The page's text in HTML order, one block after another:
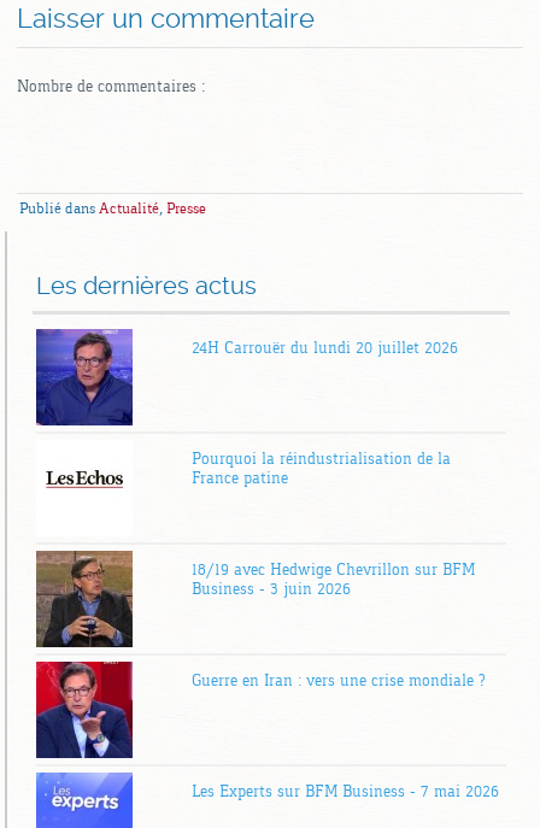
Laisser un commentaire
Nombre de commentaires :
Publié dans Actualité ,Presse
Les dernières actus
24H Carrouër du lundi 20 juillet 2026
Pourquoi la réindustrialisation de la
France patine
18/19 avec Hedwige Chevrillon sur BFM
Business – 3 juin 2026
Guerre en Iran : vers une crise mondiale ?
Les Experts sur BFM Business – 7 mai 2026